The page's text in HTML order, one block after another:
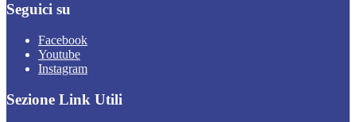
Seguici su
Facebook
Youtube
Instagram
Sezione Link Utili